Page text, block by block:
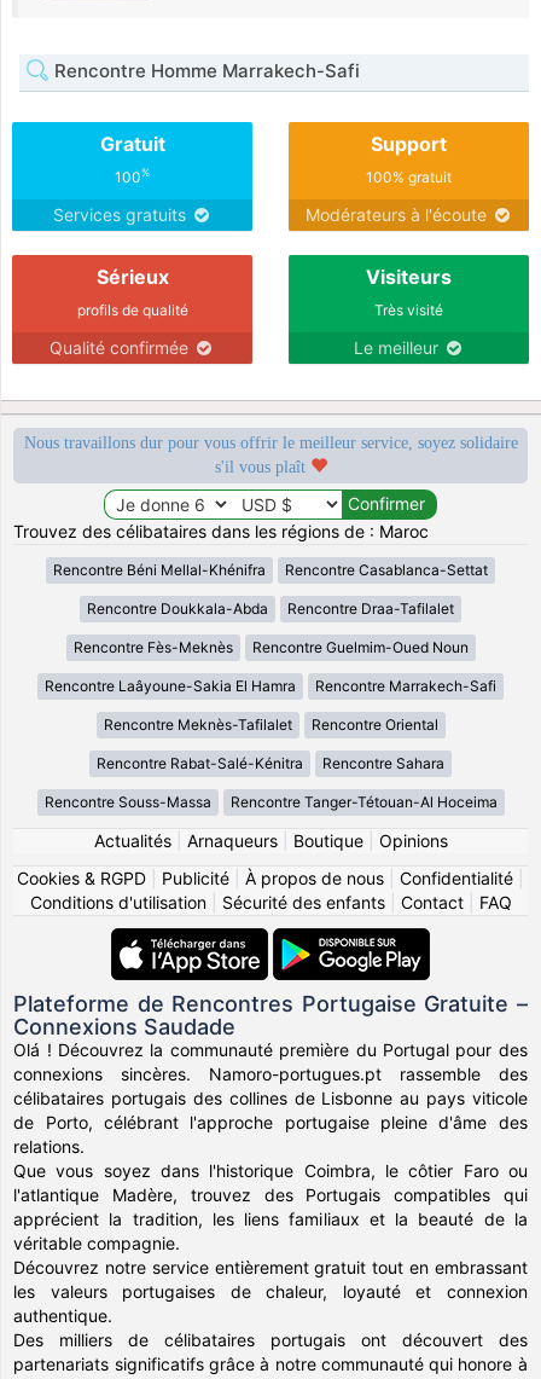
Rencontre Homme Marrakech-Safi
Gratuit
100%
Services gratuits
Support
100% gratuit
Modérateurs à l'écoute
Sérieux
profils de qualité
Qualité confirmée
Visiteurs
Très visité
Le meilleur
Nous travaillons dur pour vous offrir le meilleur service, soyez solidaire
s'il vous plaît
Trouvez des célibataires dans les régions de : Maroc
Rencontre Béni Mellal-Khénifra Rencontre Casablanca-Settat
Rencontre Doukkala-Abda Rencontre Draa-Tafilalet
Rencontre Fès-Meknès Rencontre Guelmim-Oued Noun
Rencontre Laâyoune-Sakia El Hamra Rencontre Marrakech-Safi
Rencontre Meknès-Tafilalet Rencontre Oriental
Rencontre Rabat-Salé-Kénitra Rencontre Sahara
Rencontre Souss-Massa Rencontre Tanger-Tétouan-Al Hoceima
Actualités| Arnaqueurs| Boutique| Opinions
Cookies & RGPD
Publicité À propos de nous Confidentialité
Conditions d'utilisation| Sécurité des enfants| Contact| FAQ
Plateforme de Rencontres Portugaise Gratuite –
Connexions Saudade
Olá ! Découvrez la communauté première du Portugal pour des
connexions sincères. Namoro-portugues.pt rassemble des
célibataires portugais des collines de Lisbonne au pays viticole
de Porto, célébrant l'approche portugaise pleine d'âme des
relations.
Que vous soyez dans l'historique Coimbra, le côtier Faro ou
l'atlantique Madère, trouvez des Portugais compatibles qui
apprécient la tradition, les liens familiaux et la beauté de la
véritable compagnie.
Découvrez notre service entièrement gratuit tout en embrassant
les valeurs portugaises de chaleur, loyauté et connexion
authentique.
Des milliers de célibataires portugais ont découvert des
partenariats significatifs grâce à notre communauté qui honore à